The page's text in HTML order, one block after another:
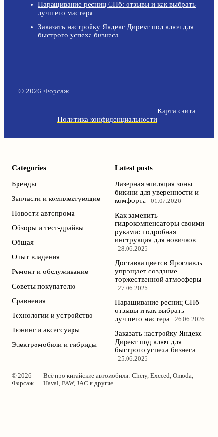
Наращивание ресниц СПб: отзывы и как выбрать
лучшего мастера
Заказать настройку Яндекс Директ под ключ для
быстрого успеха бизнеса
© 2026 Форсаж
Карта сайта
Политика конфиденциальности
Categories
Бренды
Запчасти и комплектующие
Новости автопрома
Обзоры и тест-драйвы
Общая
Опыт владения
Ремонт и обслуживание
Советы покупателю
Сравнения
Технологии и устройство
Тюнинг и аксессуары
Электромобили и гибриды
Latest posts
Лазерная эпиляция зоны
бикини для уверенности и
комфорта
01.07.2026
Как заменить
гидрокомпенсаторы своими
руками: подробная
инструкция для новичков
28.06.2026
Доставка цветов Ярославль
упрощает создание
торжественной атмосферы
27.06.2026
Наращивание ресниц СПб:
отзывы и как выбрать
лучшего мастера
26.06.2026
Заказать настройку Яндекс
Директ под ключ для
быстрого успеха бизнеса
25.06.2026
© 2026
Форсаж
Всё про китайские автомобили: Chery, Exceed, Omoda,
Haval, FAW, JAC и другие